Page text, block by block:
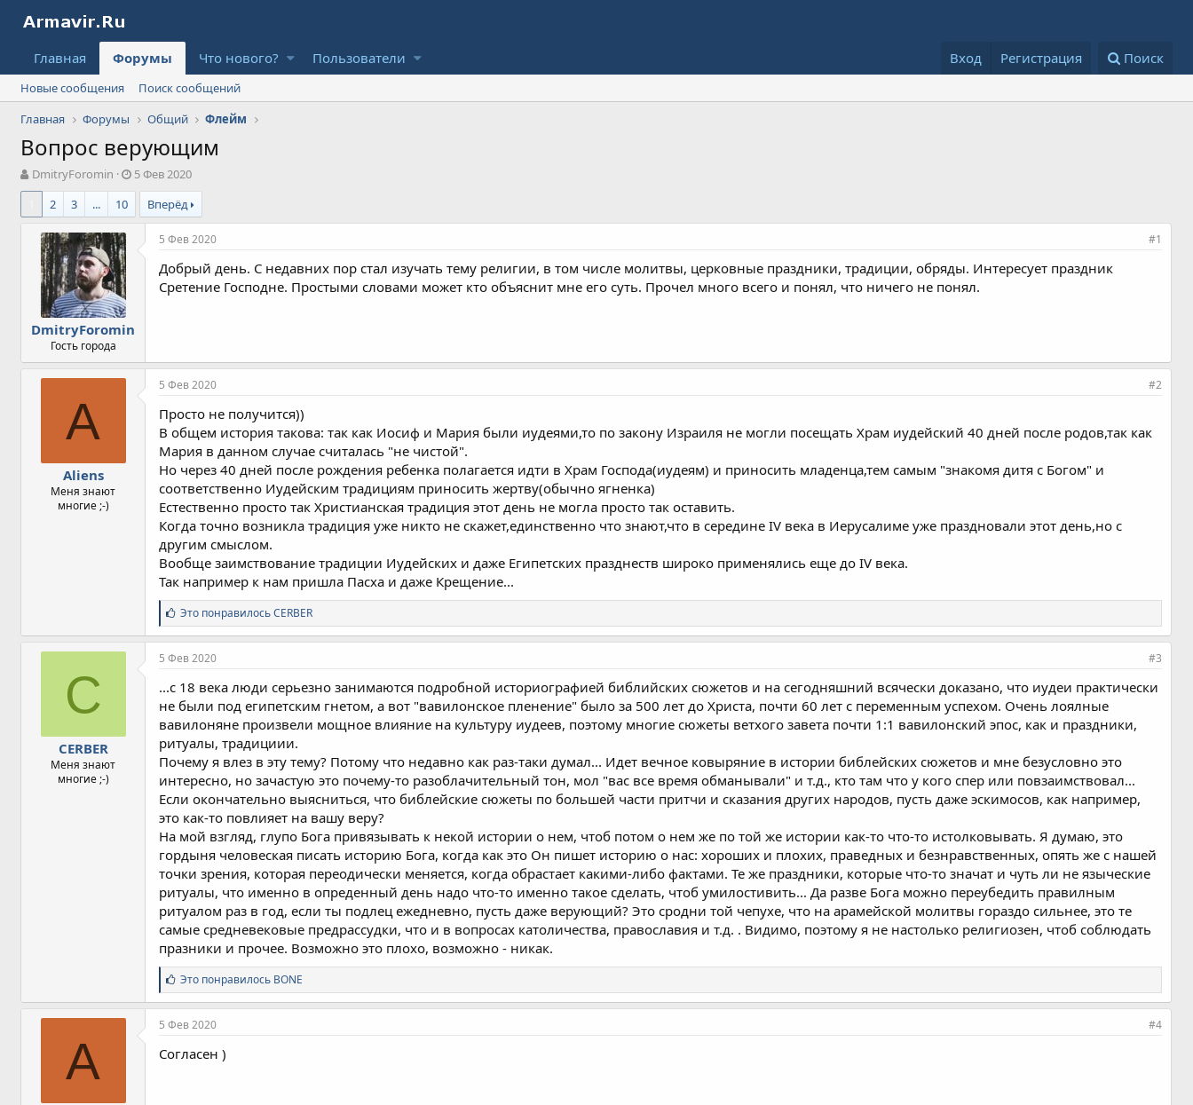
Главная Форумы Что нового? Пользователи Вход Регистрация Поиск
Новые сообщения
Поиск сообщений
Главная
Форумы Общий Флейм
Вопрос верующим
А
в
о
DmitryForomin
Д
а
а
5 Фев 2020
2 3 ... 10 Вперёд
DmitryForomin
Гость города
5 Фев 2020 #1
Добрый день. С недавних пор стал изучать тему религии, в том числе молитвы, церковные праздники, традиции, обряды. Интересует праздник
Сретение Господне. Простыми словами может кто объяснит мне его суть. Прочел много всего и понял, что ничего не понял.
A
Aliens
Меня знают
многие ;-)
5 Фев 2020 #2
Просто не получится))
В общем история такова: так как Иосиф и Мария были иудеями,то по закону Израиля не могли посещать Храм иудейский 40 дней после родов,так как
Мария в данном случае считалась "не чистой".
Но через 40 дней после рождения ребенка полагается идти в Храм Господа(иудеям) и приносить младенца,тем самым "знакомя дитя с Богом" и
соответственно Иудейским традициям приносить жертву(обычно ягненка)
Естественно просто так Христианская традиция этот день не могла просто так оставить.
Когда точно возникла традиция уже никто не скажет,единственно что знают,что в середине IV века в Иерусалиме уже праздновали этот день,но с
другим смыслом.
Вообще заимствование традиции Иудейских и даже Египетских празднеств широко применялись еще до IV века.
Так например к нам пришла Пасха и даже Крещение...
С
и
м
п
т
и
и
:
Это понравилосьCERBER
C
CERBER
Меня знают
многие ;-)
5 Фев 2020 #3
...с 18 века люди серьезно занимаются подробной историографией библийских сюжетов и на сегодняшний всячески доказано, что иудеи практически
не были под египетским гнетом, а вот "вавилонское пленение" было за 500 лет до Христа, почти 60 лет с переменным успехом. Очень лоялные
вавилоняне произвели мощное влияние на культуру иудеев, поэтому многие сюжеты ветхого завета почти 1:1 вавилонский эпос, как и праздники,
ритуалы, традициии.
Почему я влез в эту тему? Потому что недавно как раз-таки думал... Идет вечное ковыряние в истории библейских сюжетов и мне безусловно это
интересно, но зачастую это почему-то разоблачительный тон, мол "вас все время обманывали" и т.д., кто там что у кого спер или повзаимствовал...
Если окончательно выясниться, что библейские сюжеты по большей части притчи и сказания других народов, пусть даже эскимосов, как например,
это как-то повлияет на вашу веру?
На мой взгляд, глупо Бога привязывать к некой истории о нем, чтоб потом о нем же по той же истории как-то что-то истолковывать. Я думаю, это
гордыня человеская писать историю Бога, когда как это Он пишет историю о нас: хороших и плохих, праведных и безнравственных, опять же с нашей
точки зрения, которая переодически меняется, когда обрастает какими-либо фактами. Те же праздники, которые что-то значат и чуть ли не языческие
ритуалы, что именно в опреденный день надо что-то именно такое сделать, чтоб умилостивить... Да разве Бога можно переубедить правилным
ритуалом раз в год, если ты подлец ежедневно, пусть даже верующий? Это сродни той чепухе, что на арамейской молитвы гораздо сильнее, это те
самые средневековые предрассудки, что и в вопросах католичества, православия и т.д. . Видимо, поэтому я не настолько религиозен, чтоб соблюдать
празники и прочее. Возможно это плохо, возможно - никак.
С
и
м
п
т
и
Это понравилось BONE
A
5 Фев 2020 #4
Согласен )